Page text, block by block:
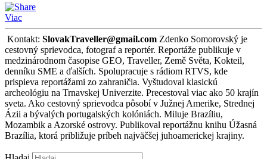
Viac
Kontakt: SlovakTraveller@gmail.com Zdenko Somorovský je
cestovný sprievodca, fotograf a reportér. Reportáže publikuje v
medzinárodnom časopise GEO, Traveller, Země Světa, Kokteil,
denníku SME a ďalších. Spolupracuje s rádiom RTVS, kde
prispieva reportážami zo zahraničia. Vyštudoval klasickú
archeológiu na Trnavskej Univerzite. Precestoval viac ako 50 krajín
sveta. Ako cestovný sprievodca pôsobí v Južnej Amerike, Strednej
Ázii a bývalých portugalských kolóniách. Miluje Brazíliu,
Mozambik a Azorské ostrovy. Publikoval reportážnu knihu Úžasná
Brazília, ktorá približuje príbeh najväčšej juhoamerickej krajiny.